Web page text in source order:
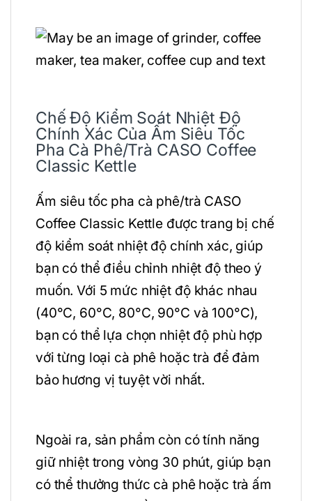
Chế Độ Kiểm Soát Nhiệt Độ
Chính Xác Của Ấm Siêu Tốc
Pha Cà Phê/Trà CASO Coffee
Classic Kettle
Ấm siêu tốc pha cà phê/trà CASO
Coffee Classic Kettle được trang bị chế
độ kiểm soát nhiệt độ chính xác, giúp
bạn có thể điều chỉnh nhiệt độ theo ý
muốn. Với 5 mức nhiệt độ khác nhau
(40°C, 60°C, 80°C, 90°C và 100°C),
bạn có thể lựa chọn nhiệt độ phù hợp
với từng loại cà phê hoặc trà để đảm
bảo hương vị tuyệt vời nhất.
Ngoài ra, sản phẩm còn có tính năng
giữ nhiệt trong vòng 30 phút, giúp bạn
có thể thưởng thức cà phê hoặc trà ấm